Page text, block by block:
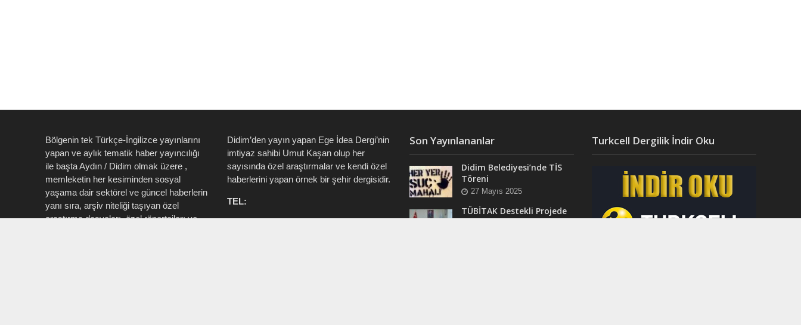
Bölgenin tek Türkçe-İngilizce yayınlarını
yapan ve aylık tematik haber yayıncılığı
ile başta Aydın / Didim olmak üzere ,
memleketin her kesiminden sosyal
yaşama dair sektörel ve güncel haberlerin
yanı sıra, arşiv niteliği taşıyan özel
araştırma dosyaları, özel röportajları ve
Didim’den yayın yapan Ege İdea Dergi’nin
imtiyaz sahibi Umut Kaşan olup her
sayısında özel araştırmalar ve kendi özel
haberlerini yapan örnek bir şehir dergisidir.
TEL:
Son Yayınlananlar
Didim Belediyesi’nde TİS
Töreni
27 Mayıs 2025
TÜBİTAK Destekli Projede
Didim’de ve Tüm Aydın’da
Turkcell Dergilik İndir Oku